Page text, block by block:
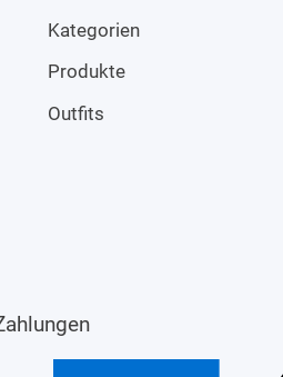
Kategorien
Produkte
Outfits